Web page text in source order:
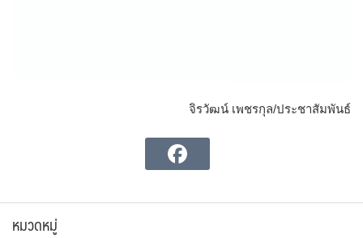
จิรวัฒน์ เพชรกุล/ประชาสัมพันธ์
หมวดหมู่